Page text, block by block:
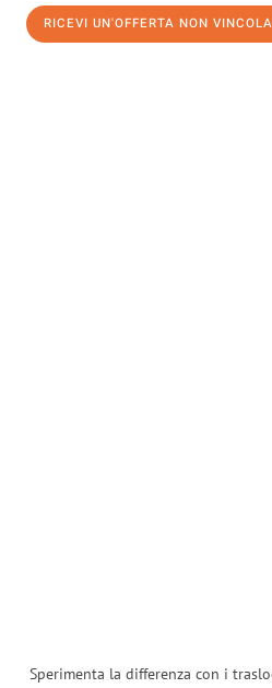
RICEVI UN'OFFERTA NON
Sperimenta la differenza con i